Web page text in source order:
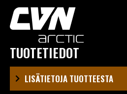
TUOTETIEDOT
LISÄTIETOJA TUOTTEESTA